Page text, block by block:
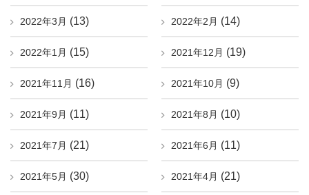
2022年3月 (13) 2022年2月 (14)
2022年1月 (15) 2021年12月 (19)
2021年11月 (16) 2021年10月 (9)
2021年9月 (11) 2021年8月 (10)
2021年7月 (21) 2021年6月 (11)
2021年5月 (30) 2021年4月 (21)